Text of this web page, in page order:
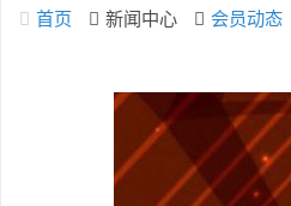
首页 新闻中心 会员动态